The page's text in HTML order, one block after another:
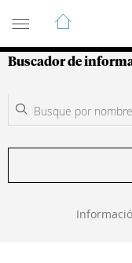
Guía de
Buscador de